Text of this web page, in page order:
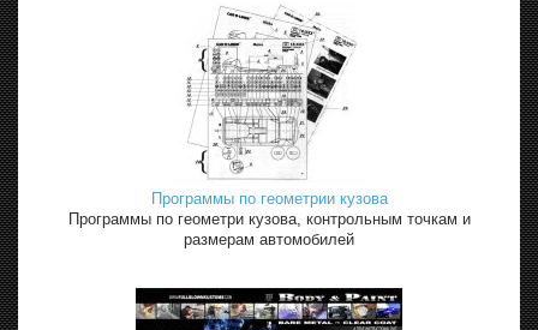
Программы по геометрии кузова
Программы по геометри кузова, контрольным точкам и
размерам автомобилей